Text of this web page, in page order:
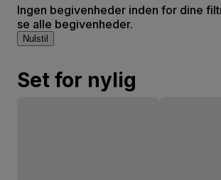
Ingen begivenheder inden for dine
se alle begivenheder.
Nulstil
Set for nylig